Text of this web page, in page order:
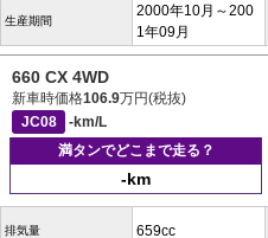
生産期間
2000年10月～200
1年09月
660 CX 4WD
新車時価格106.9万円(税抜)
JC08
-km/L
満タンでどこまで走る？
-km
排気量 659cc